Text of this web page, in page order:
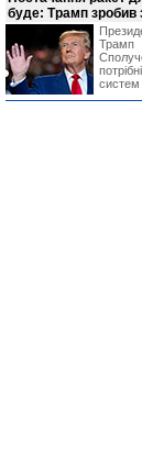
буде: Трамп зробив
систем